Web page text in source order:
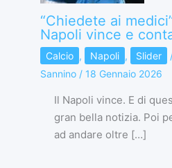
“Chiedete ai
Napoli vince e
Calcio , Napoli , Slider
Sannino / 18 Gennaio 2026
Il Napoli vince. E di
gran bella notizia. Poi
ad andare oltre […]